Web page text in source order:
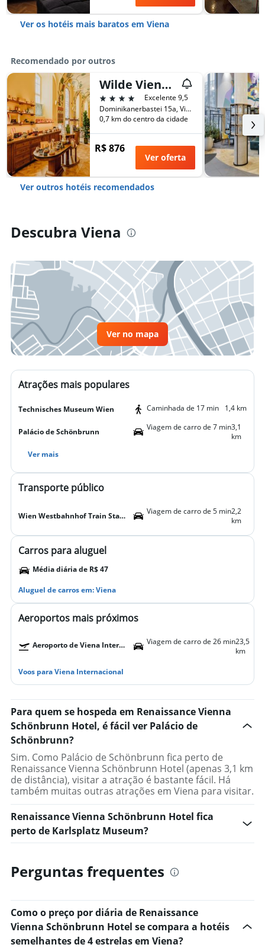
Ver os hotéis mais baratos em Viena
Recomendado por outros
Wilde Vienna Fleischmarkt
4 estrelas
Excelente 9,5
Dominikanerbastei 15a, Viena, Estado de Viena, Áustria
0,7 km do centro da cidade
R$ 876
Ver oferta
Ver outros hotéis recomendados
Descubra Viena
Ver no mapa
Atrações mais populares
Technisches Museum Wien Caminhada de 17 min 1,4 km
Palácio de Schönbrunn Viagem de carro de 7 min3,1
km
Ver mais
Transporte público
Wien Westbahnhof Train Station Viagem de carro de 5 min2,2
km
Carros para aluguel
Média diária de R$ 47
Aluguel de carros em: Viena
Aeroportos mais próximos
Aeroporto de Viena Internacional Viagem de carro de 26 min23,5
km
Voos para Viena Internacional
Para quem se hospeda em Renaissance Vienna
Schönbrunn Hotel, é fácil ver Palácio de
Schönbrunn?
Sim. Como Palácio de Schönbrunn fica perto de
Renaissance Vienna Schönbrunn Hotel (apenas 3,1 km
de distância), visitar a atração é bastante fácil. Há
também muitas outras atrações em Viena para visitar.
Renaissance Vienna Schönbrunn Hotel fica
perto de Karlsplatz Museum?
Perguntas frequentes
Como o preço por diária de Renaissance
Vienna Schönbrunn Hotel se compara a hotéis
semelhantes de 4 estrelas em Viena?